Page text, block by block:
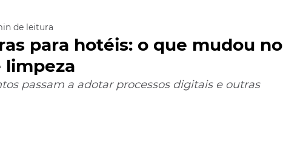
para hotéis: o que mudou no
limpeza
de leitura
passam a adotar processos digitais e outras